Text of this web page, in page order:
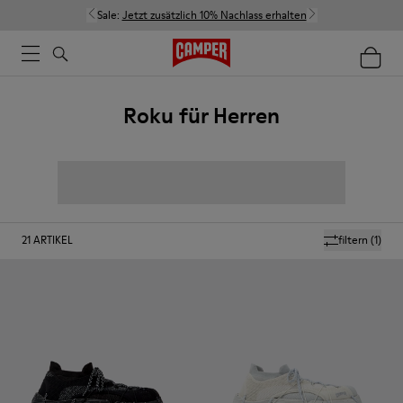
Sale: Jetzt zusätzlich 10% Nachlass erhalten
Roku für Herren
filtern (1)
21ARTIKEL